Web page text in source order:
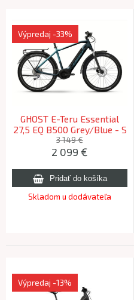
GHOST E-Teru Essential
27,5 EQ B500 Grey/Blue - S
(162-174cm) 2025
Výpredaj -33%
3 149 €
2 099 €
Skladom u dodávateľa
Výpredaj -13%